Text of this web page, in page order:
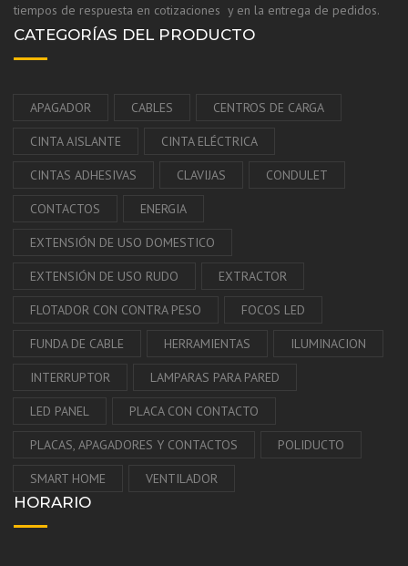
tiempos de respuesta en cotizaciones y en la entrega de pedidos.
CATEGORÍAS DEL PRODUCTO
APAGADOR CABLES CENTROS DE CARGA
CINTA AISLANTE CINTA ELÉCTRICA
CINTAS ADHESIVAS CLAVIJAS CONDULET
CONTACTOS ENERGIA
EXTENSIÓN DE USO DOMESTICO
EXTENSIÓN DE USO RUDO EXTRACTOR
FLOTADOR CON CONTRA PESO FOCOS LED
FUNDA DE CABLE HERRAMIENTAS ILUMINACION
INTERRUPTOR LAMPARAS PARA PARED
LED PANEL PLACA CON CONTACTO
PLACAS, APAGADORES Y CONTACTOS POLIDUCTO
SMART HOME VENTILADOR
HORARIO